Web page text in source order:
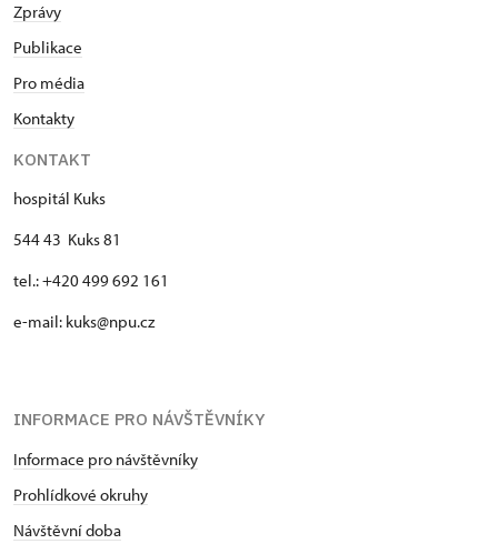
Zprávy
Publikace
Pro média
Kontakty
KONTAKT
hospitál Kuks
544 43 Kuks 81
tel.: +420 499 692 161
e-mail: kuks@npu.cz
INFORMACE PRO NÁVŠTĚVNÍKY
Informace pro návštěvníky
Prohlídkové okruhy
Návštěvní doba